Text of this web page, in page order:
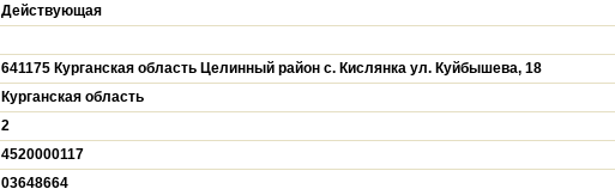
Действующая
641175 Курганская область Целинный район с. Кислянка ул. Куйбышева, 18
Курганская область
2
4520000117
03648664